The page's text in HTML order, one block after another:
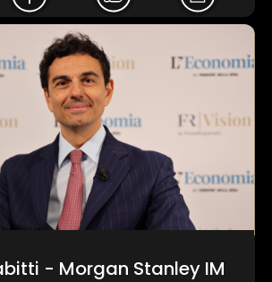
- Morgan Stanley IM